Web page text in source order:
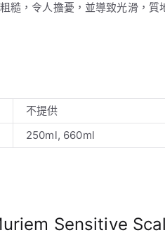
糙，令人擔憂，並導致光滑，質
不提供
250ml, 660ml
Sensitive